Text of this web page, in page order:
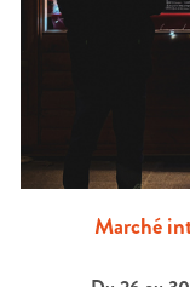
Marché